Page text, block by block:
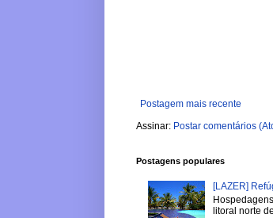
Postagem mais recente
Assinar: Postar comentários
Postagens populares
[LAZER]
litoral norte